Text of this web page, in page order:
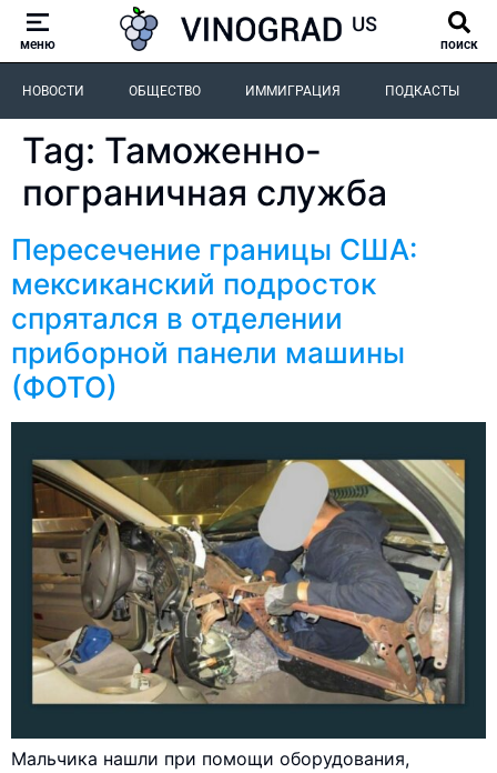
меню поиск
НОВОСТИ ОБЩЕСТВО ИММИГРАЦИЯ ПОДКАСТЫ
Tag: Таможенно-
пограничная служба
Пересечение границы США:
мексиканский подросток
спрятался в отделении
приборной панели машины
(ФОТО)
Мальчика нашли при помощи оборудования,